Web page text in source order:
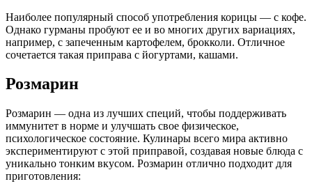
Наиболее популярный способ употребления корицы — с кофе.
Однако гурманы пробуют ее и во многих других вариациях,
например, с запеченным картофелем, брокколи. Отличное
сочетается такая приправа с йогуртами, кашами.
Розмарин
Розмарин — одна из лучших специй, чтобы поддерживать
иммунитет в норме и улучшать свое физическое,
психологическое состояние. Кулинары всего мира активно
экспериментируют с этой приправой, создавая новые блюда с
уникально тонким вкусом. Розмарин отлично подходит для
приготовления: